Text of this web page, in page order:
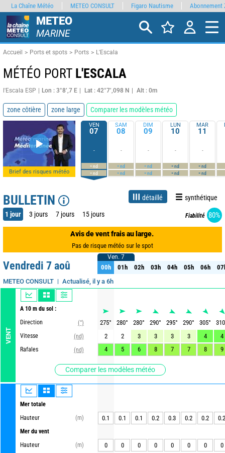
METEO
MARINE
Accueil Ports et spots Ports L'Escala
MÉTÉO PORT L'ESCALA
l'Escala ESP Lon : 3°8’,7 E Lat : 42°7’,098 N Alt : 0m
zone côtière zone large Comparer les modèles météo
Brief des risques météo
VEN
07
-
-nd
-nd
SAM
08
-
-nd
-nd
DIM
09
-
-nd
-nd
LUN
10
-
-nd
-nd
MAR
11
-
-nd
-nd
BULLETIN détaillé synthétique
1 jour 3 jours 7 jours 15 jours Fiabilité 80%
Avis de vent frais au large.
Pas de risque météo sur le spot
Vendredi 7 aoû
METEO CONSULT Actualisé, il y a 6h
VENT
A 10 m du sol :
Direction
(°)
Vitesse
(nd)
Rafales
(nd)
Comparer les modèles météo
Mer totale
Hauteur
(m)
Mer du vent
Hauteur
(m)
Ven. 7
00h 01h 02h 03h 04h 05h 06h
Ven. 7
00h 01h 02h 03h 04h 05h 06h
275° 280° 280° 290° 295° 290° 305°
310
2
2 3 3 3 3 4
4
4
5 6 8 7 7 8 9
0.1 0.1 0.1 0.2 0.3 0.2 0.2 0.2
0 0 0 0 0 0 0 0
La Chaîne Météo METEO CONSULT Figaro Nautisme Abonnement